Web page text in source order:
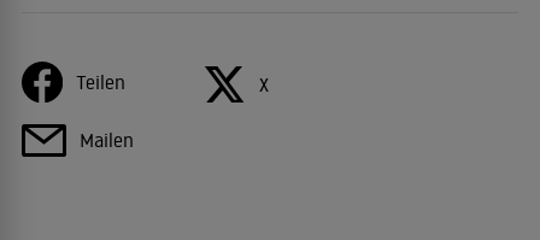
Teilen X
Mailen